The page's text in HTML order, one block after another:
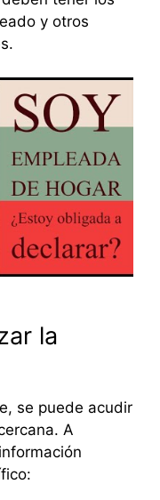
y otros
la
se puede acudir
A